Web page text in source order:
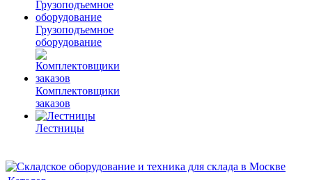
Грузоподъемное
оборудование
Комплектовщики
заказов
Лестницы